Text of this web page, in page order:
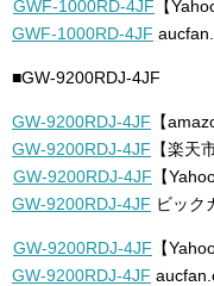
GWF-1000RD-4JF 【
GWF-1000RD-4JF
■GW-9200RDJ-4JF
GW-9200RDJ-4JF 【
GW-9200RDJ-4JF 【楽天
GW-9200RDJ-4JF 【
GW-9200RDJ-4JF ビック
GW-9200RDJ-4JF 【
GW-9200RDJ-4JF